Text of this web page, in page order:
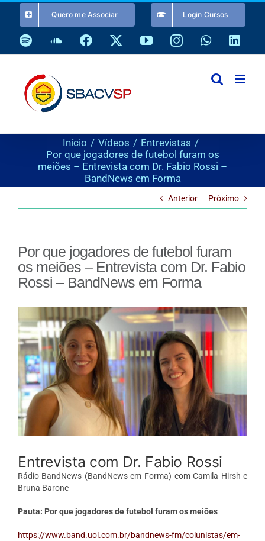
o
conteúdo
Quero me Associar Login Cursos
SpotifySoundCloud
Facebook YouTubeInstagramWhatsApp
Início Vídeos
Entrevistas
Por que jogadores de futebol furam os
meiões – Entrevista com Dr. Fabio Rossi –
BandNews em Forma
Anterior Próximo
Por que jogadores de futebol furam
os meiões – Entrevista com Dr. Fabio
Rossi – BandNews em Forma
Larger
Image
Entrevista com Dr. Fabio Rossi
Rádio BandNews (BandNews em Forma) com Camila Hirsh e
Bruna Barone
Pauta: Por que jogadores de futebol furam os meiões
https://www.band.uol.com.br/bandnews-fm/colunistas/em-